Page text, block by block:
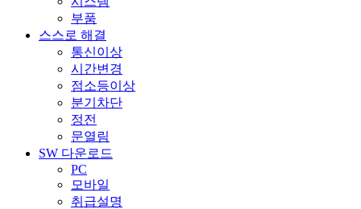
부품
스스로 해결
통신이상
시간변경
점소등이상
분기차단
정전
문열림
SW 다운로드
PC
모바일
취급설명